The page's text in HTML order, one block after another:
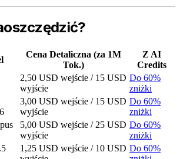
Cena Detaliczna (za 1M
Tok.)
Z AI
Credits
2,50 USD wejście / 15 USD
wyjście
Do 60%
zniżki
3,00 USD wejście / 15 USD
wyjście
Do 60%
zniżki
5,00 USD wejście / 25 USD
wyjście
Do 60%
zniżki
1,25 USD wejście / 10 USD Do 60%